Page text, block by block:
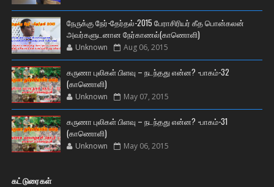
நேருக்கு நேர்-தேர்தல்-2015 பேராசிரியர் கீத பொன்கலன்
அவர்களுடனான நேர்காணல்(காணொளி)
Unknown Aug 06, 2015
கருணா புலிகள் பிளவு – நடந்தது என்ன? -பாகம்-32
(காணொளி)
Unknown May 07, 2015
கருணா புலிகள் பிளவு – நடந்தது என்ன? -பாகம்-31
(காணொளி)
Unknown May 06, 2015
கட்டுரைகள்